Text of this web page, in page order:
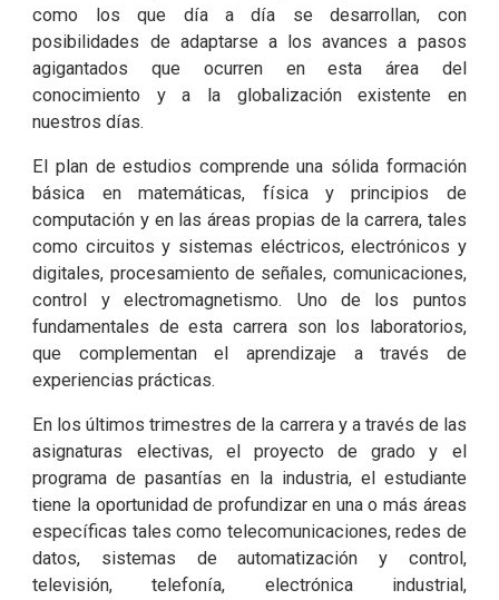
como los que día a día se desarrollan, con
posibilidades de adaptarse a los avances a pasos
agigantados que ocurren en esta área del
conocimiento y a la globalización existente en
nuestros días.
El plan de estudios comprende una sólida formación
básica en matemáticas, física y principios de
computación y en las áreas propias de la carrera, tales
como circuitos y sistemas eléctricos, electrónicos y
digitales, procesamiento de señales, comunicaciones,
control y electromagnetismo. Uno de los puntos
fundamentales de esta carrera son los laboratorios,
que complementan el aprendizaje a través de
experiencias prácticas.
En los últimos trimestres de la carrera y a través de las
asignaturas electivas, el proyecto de grado y el
programa de pasantías en la industria, el estudiante
tiene la oportunidad de profundizar en una o más áreas
específicas tales como telecomunicaciones, redes de
datos, sistemas de automatización y control,
televisión, telefonía, electrónica industrial,